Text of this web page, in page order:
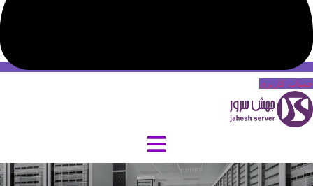
حساب کاربری